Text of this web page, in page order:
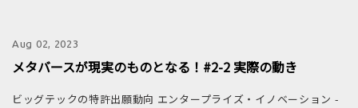
Aug 02, 2023
メタバースが現実のものとなる！#2-2 実際の動き
ビッグテックの特許出願動向 エンタープライズ・イノベーション -